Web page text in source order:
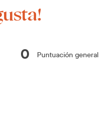
0 Puntuación general